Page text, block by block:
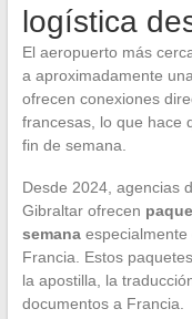
logística
El aeropuerto más
a aproximadamente
ofrecen conexiones
francesas, lo que hace
fin de semana.
Desde 2024, agencias
Gibraltar ofrecen
semanaespecialmente
Francia. Estos
la apostilla, la
documentos a Francia.